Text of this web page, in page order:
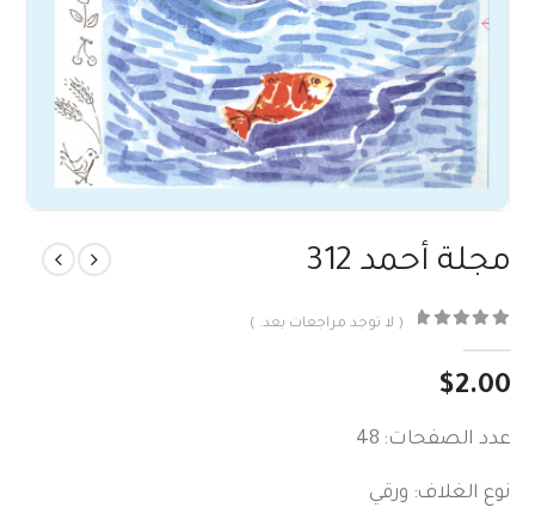
مجلة أحمد 312
( لا توجد مراجعات بعد. )
$2.00
عدد الصفحات: 48
نوع الغلاف: ورقي